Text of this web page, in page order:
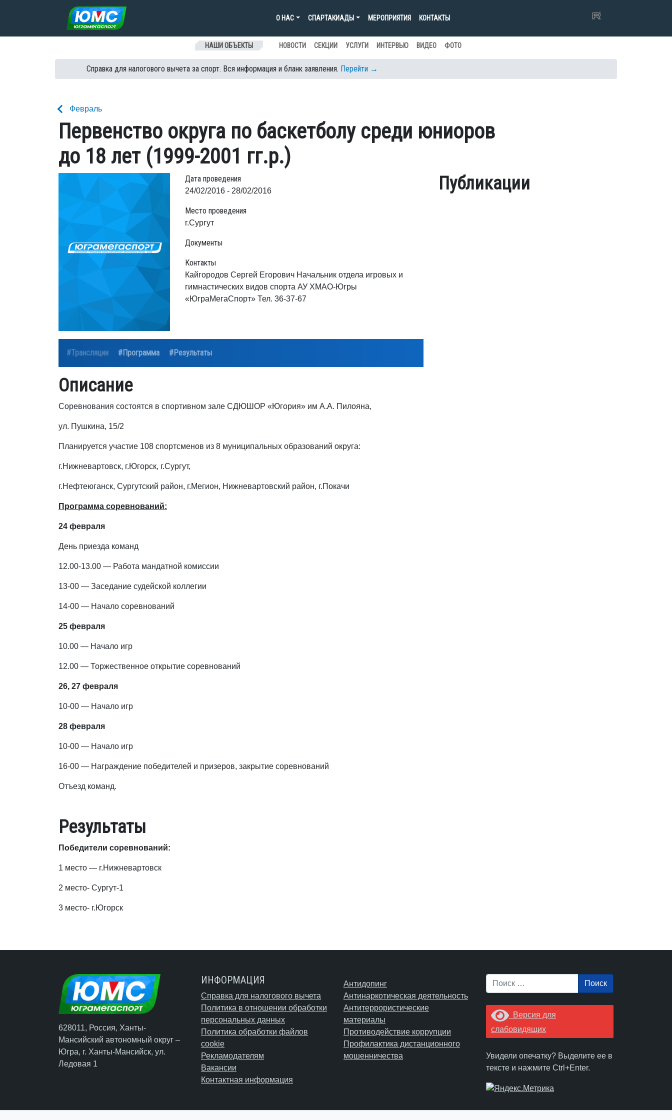
Перейти к содержанию
О НАС СПАРТАКИАДЫ МЕРОПРИЯТИЯ КОНТАКТЫ
НАШИ ОБЪЕКТЫ НОВОСТИ СЕКЦИИ УСЛУГИ ИНТЕРВЬЮ ВИДЕО ФОТО
Справка для налогового вычета за спорт. Вся информация и бланк заявления. Перейти →
Февраль
Первенство округа по баскетболу среди юниоров
до 18 лет (1999-2001 гг.р.)
Дата проведения
24/02/2016 - 28/02/2016
Место проведения
г.Сургут
Документы
Контакты
Кайгородов Сергей Егорович Начальник отдела игровых и
гимнастических видов спорта АУ ХМАО-Югры
«ЮграМегаСпорт» Тел. 36-37-67
#Трансляции #Программа #Результаты
Описание
Соревнования состоятся в спортивном зале СДЮШОР «Югория» им А.А. Пилояна,
ул. Пушкина, 15/2
Планируется участие 108 спортсменов из 8 муниципальных образований округа:
г.Нижневартовск, г.Югорск, г.Сургут,
г.Нефтеюганск, Сургутский район, г.Мегион, Нижневартовский район, г.Покачи
Программа соревнований:
24 февраля
День приезда команд
12.00-13.00 — Работа мандатной комиссии
13-00 — Заседание судейской коллегии
14-00 — Начало соревнований
25 февраля
10.00 — Начало игр
12.00 — Торжественное открытие соревнований
26, 27 февраля
10-00 — Начало игр
28 февраля
10-00 — Начало игр
16-00 — Награждение победителей и призеров, закрытие соревнований
Отъезд команд.
Результаты
Победители соревнований:
1 место — г.Нижневартовск
2 место- Сургут-1
3 место- г.Югорск
Публикации
628011, Россия, Ханты-
Мансийский автономный округ –
Югра, г. Ханты-Мансийск, ул.
Ледовая 1
ИНФОРМАЦИЯ
Справка для налогового вычета
Политика в отношении обработки
персональных данных
Политика обработки файлов
cookie
Рекламодателям
Вакансии
Контактная информация
Антидопинг
Антинаркотическая деятельность
Антитеррористические
материалы
Противодействие коррупции
Профилактика дистанционного
мошенничества
Поиск
Версия для
слабовидящих
Увидели опечатку? Выделите ее в
тексте и нажмите Ctrl+Enter.